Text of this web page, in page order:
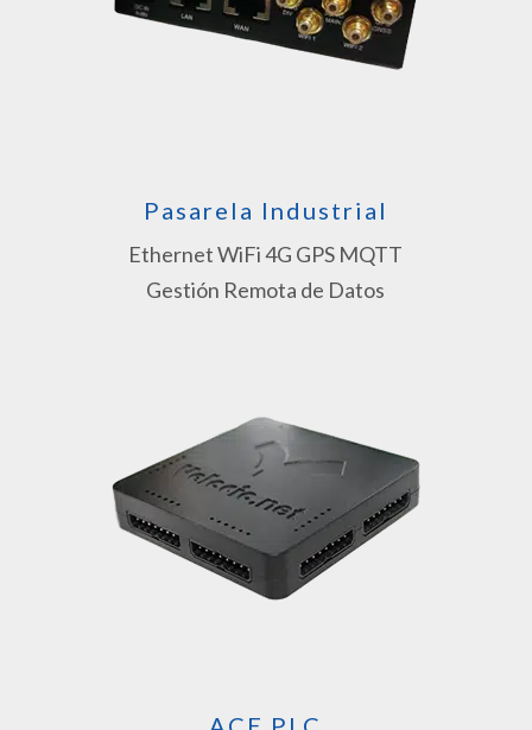
Pasarela Industrial
Ethernet WiFi 4G GPS MQTT
Gestión Remota de Datos